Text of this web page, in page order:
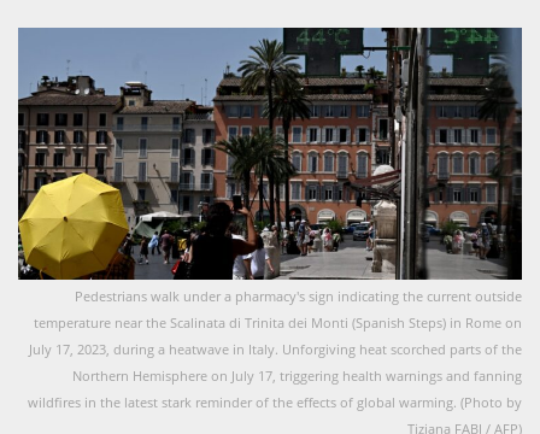
Pedestrians walk under a pharmacy's sign indicating the current outside
temperature near the Scalinata di Trinita dei Monti (Spanish Steps) in Rome on
July 17, 2023, during a heatwave in Italy. Unforgiving heat scorched parts of the
Northern Hemisphere on July 17, triggering health warnings and fanning
wildfires in the latest stark reminder of the effects of global warming. (Photo by
Tiziana FABI / AFP)